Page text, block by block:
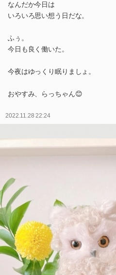
なんだか今日は
いろいろ思い想う日だな。
ふぅ。
今日も良く働いた。
今夜はゆっくり眠りましょ。
おやすみ、らっちゃん😊
2022.11.28 22:24